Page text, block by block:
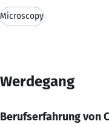
Microscopy
Werdegang
Berufserfahrung von